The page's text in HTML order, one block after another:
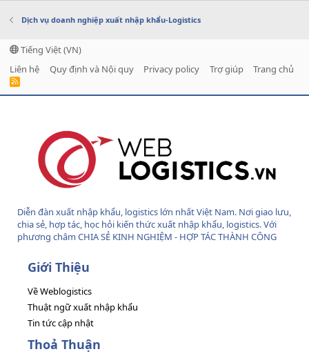
Dịch vụ doanh nghiệp xuất nhập khẩu-Logistics
Tiếng Việt (VN)
Liên hệ
Quy định và Nội quy Privacy policy Trợ giúp Trang chủ
R
S
Diễn đàn xuất nhập khẩu, logistics lớn nhất Việt Nam. Nơi giao lưu,
chia sẻ, hợp tác, học hỏi kiến thức xuất nhập khẩu, logistics. Với
phương châm CHIA SẺ KINH NGHIỆM - HỢP TÁC THÀNH CÔNG
Giới Thiệu
Về Weblogistics
Thuật ngữ xuất nhập khẩu
Tin tức cập nhật
Thoả Thuận